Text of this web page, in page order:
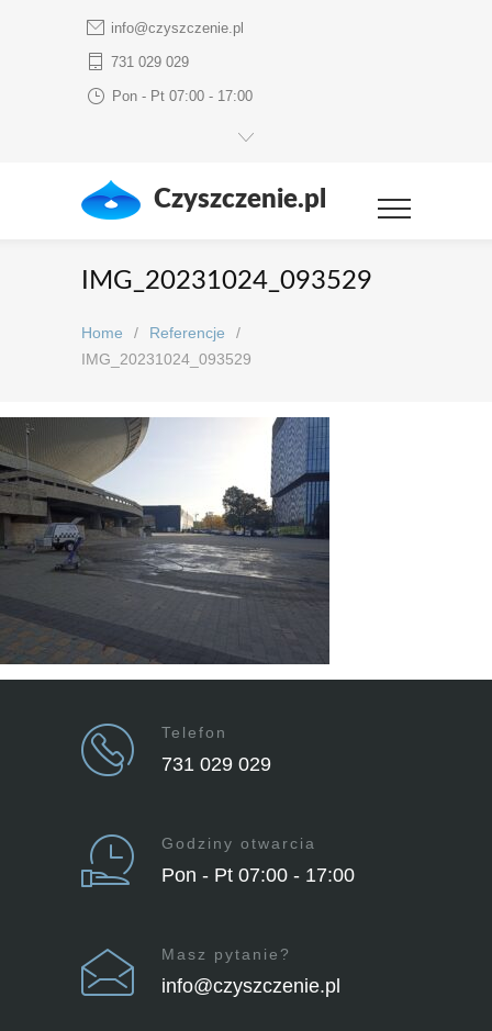
info@czyszczenie.pl
731 029 029
Pon - Pt 07:00 - 17:00
Czyszczenie.pl
IMG_20231024_093529
Home / Referencje
/
IMG_20231024_093529
Telefon
731 029 029
Godziny otwarcia
Pon - Pt 07:00 - 17:00
Masz pytanie?
info@czyszczenie.pl